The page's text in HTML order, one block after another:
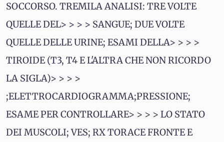
SOCCORSO. TREMILA ANALISI: TRE VOLTE
QUELLE DEL> > > > SANGUE; DUE VOLTE
QUELLE DELLE URINE; ESAMI DELLA> > > >
TIROIDE (T3, T4 E L'ALTRA CHE NON RICORDO
LA SIGLA)> > > >
;ELETTROCARDIOGRAMMA;PRESSIONE;
ESAME PER CONTROLLARE> > > > LO STATO
DEI MUSCOLI; VES; RX TORACE FRONTE E